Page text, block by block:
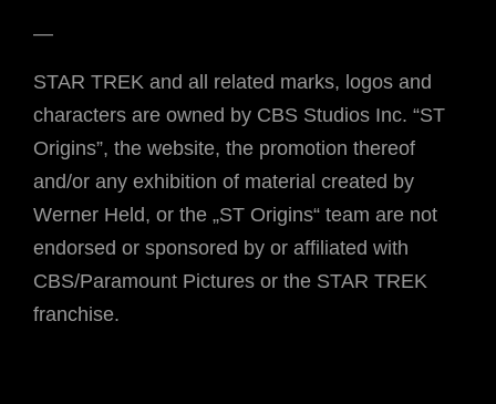
—
STAR TREK and all related marks, logos and
characters are owned by CBS Studios Inc. “ST
Origins”, the website, the promotion thereof
and/or any exhibition of material created by
Werner Held, or the „ST Origins“ team are not
endorsed or sponsored by or affiliated with
CBS/Paramount Pictures or the STAR TREK
franchise.